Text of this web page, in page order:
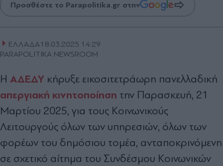
Προσθέστε το Parapolitika.gr στην
ΕΛΛΑΔΑ18.03.2025 14:29
PARAPOLITIKA NEWSROOM
Η ΑΔΕΔΥ κήρυξε εικοσιτετράωρη πανελλαδική
απεργιακή κινητοποίηση την Παρασκευή, 21
Μαρτίου 2025, για τους Κοινωνικούς
Λειτουργούς όλων των υπηρεσιών, όλων των
φορέων του δημόσιου τομέα, ανταποκρινόμενη
σε σχετικό αίτημα του Συνδέσμου Κοινωνικών